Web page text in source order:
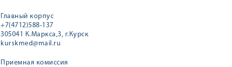
Главный корпус
+7(4712)588-137
305041 К.Маркса,3, г.Курск
kurskmed@mail.ru
Приемная комиссия